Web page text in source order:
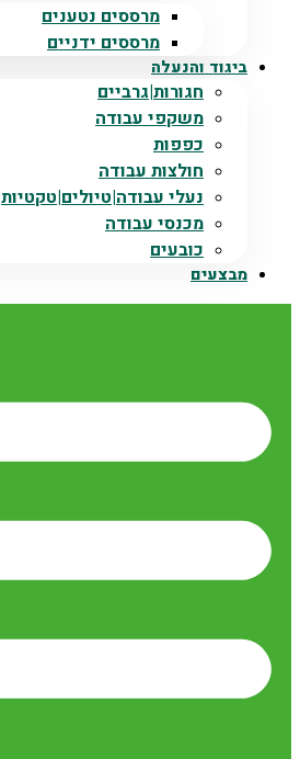
מרססים נטענים
מרססים ידניים
ביגוד והנעלה
חגורות|גרביים
משקפי עבודה
כפפות
חולצות עבודה
נעלי עבודה|טיולים|טקטיות
מכנסי עבודה
כובעים
מבצעים